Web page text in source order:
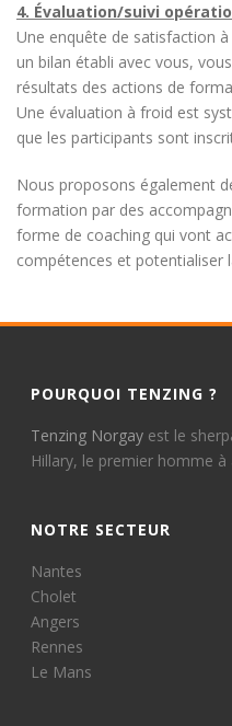
4. Évaluation/suivi
Une enquête de satisfaction
un bilan établi avec vous,
résultats des actions de
Une évaluation à froid est
que les participants sont
Nous proposons également
formation par des
forme de coaching qui vont
compétences et potentialiser
POURQUOI TENZING ?
Tenzing Norgay est le
Hillary, le premier homme
NOTRE SECTEUR
Nantes
Cholet
Angers
Rennes
Le Mans